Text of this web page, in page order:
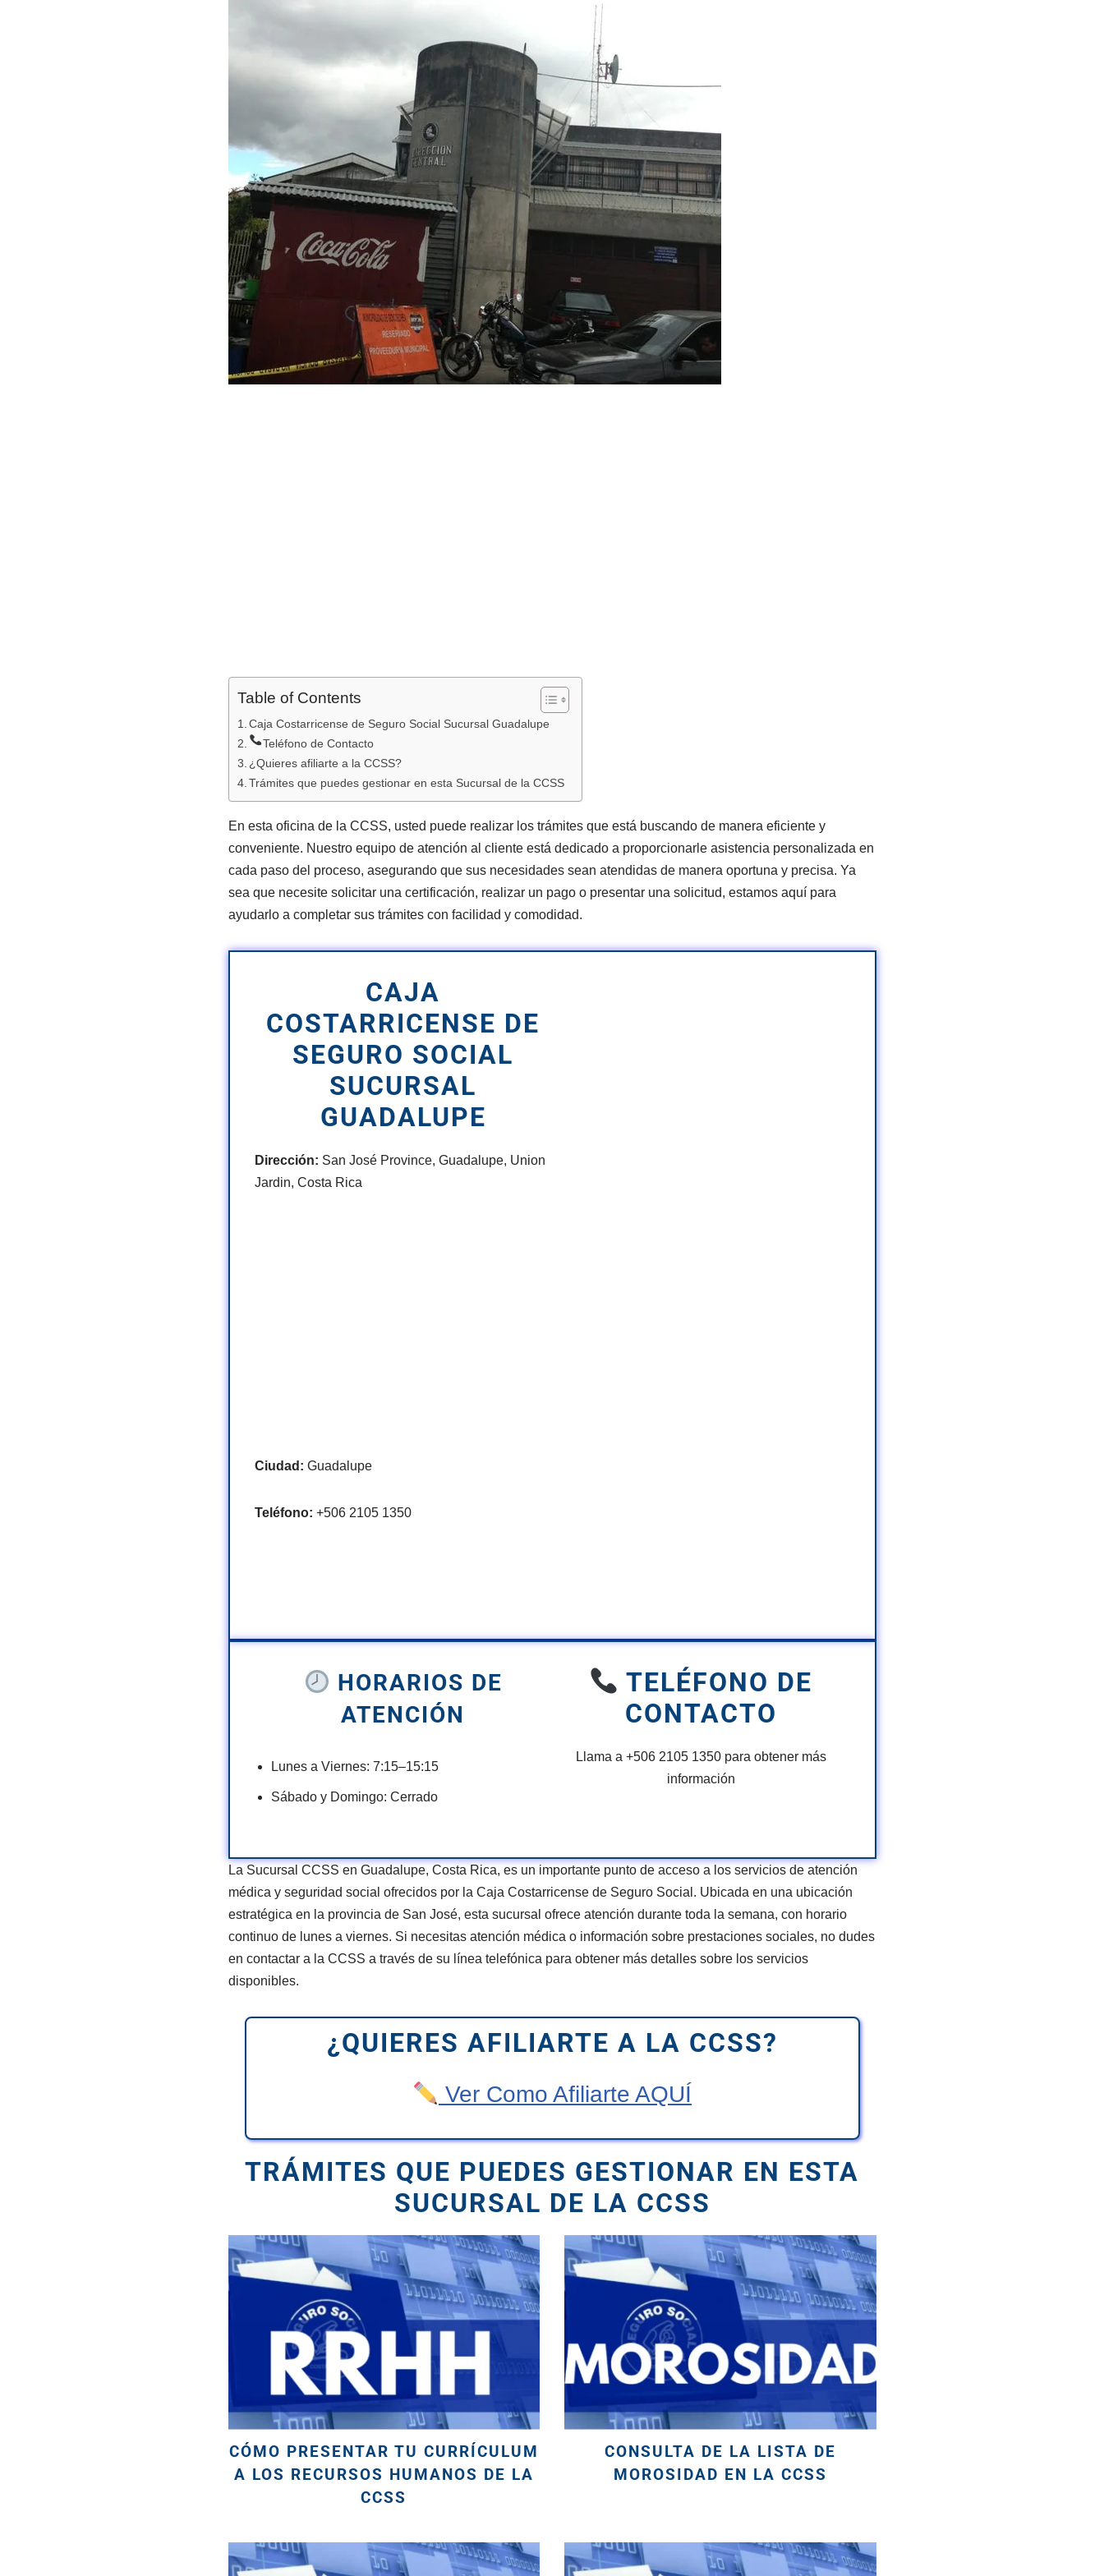
Table of Contents
Caja Costarricense de Seguro Social Sucursal Guadalupe
Teléfono de Contacto
¿Quieres afiliarte a la CCSS?
Trámites que puedes gestionar en esta Sucursal de la CCSS
En esta oficina de la CCSS, usted puede realizar los trámites que está buscando de manera eficiente y
conveniente. Nuestro equipo de atención al cliente está dedicado a proporcionarle asistencia personalizada en
cada paso del proceso, asegurando que sus necesidades sean atendidas de manera oportuna y precisa. Ya
sea que necesite solicitar una certificación, realizar un pago o presentar una solicitud, estamos aquí para
ayudarlo a completar sus trámites con facilidad y comodidad.
CAJA
COSTARRICENSE DE
SEGURO SOCIAL
SUCURSAL
GUADALUPE
Dirección: San José Province, Guadalupe, Union
Jardin, Costa Rica
Ciudad: Guadalupe
Teléfono: +506 2105 1350
HORARIOS DE
ATENCIÓN
Lunes a Viernes: 7:15–15:15
Sábado y Domingo: Cerrado
TELÉFONO DE
CONTACTO
Llama a +506 2105 1350 para obtener más
información
La Sucursal CCSS en Guadalupe, Costa Rica, es un importante punto de acceso a los servicios de atención
médica y seguridad social ofrecidos por la Caja Costarricense de Seguro Social. Ubicada en una ubicación
estratégica en la provincia de San José, esta sucursal ofrece atención durante toda la semana, con horario
continuo de lunes a viernes. Si necesitas atención médica o información sobre prestaciones sociales, no dudes
en contactar a la CCSS a través de su línea telefónica para obtener más detalles sobre los servicios
disponibles.
¿QUIERES AFILIARTE A LA CCSS?
Ver Como Afiliarte AQUÍ
TRÁMITES QUE PUEDES GESTIONAR EN ESTA
SUCURSAL DE LA CCSS
CÓMO PRESENTAR TU CURRÍCULUM
A LOS RECURSOS HUMANOS DE LA
CCSS
CONSULTA DE LA LISTA DE
MOROSIDAD EN LA CCSS